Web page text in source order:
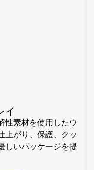
イ
性素材を使用したウ
上がり、保護、クッ
しいパッケージを提